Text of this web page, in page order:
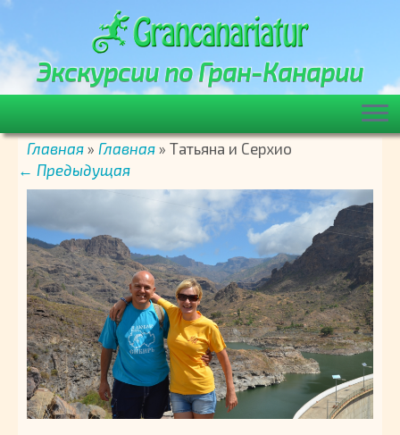
Перейти
содержимому
Экскурсии по Гран-Канарии
Главная » Главная » Татьяна и Серхио
← Предыдущая